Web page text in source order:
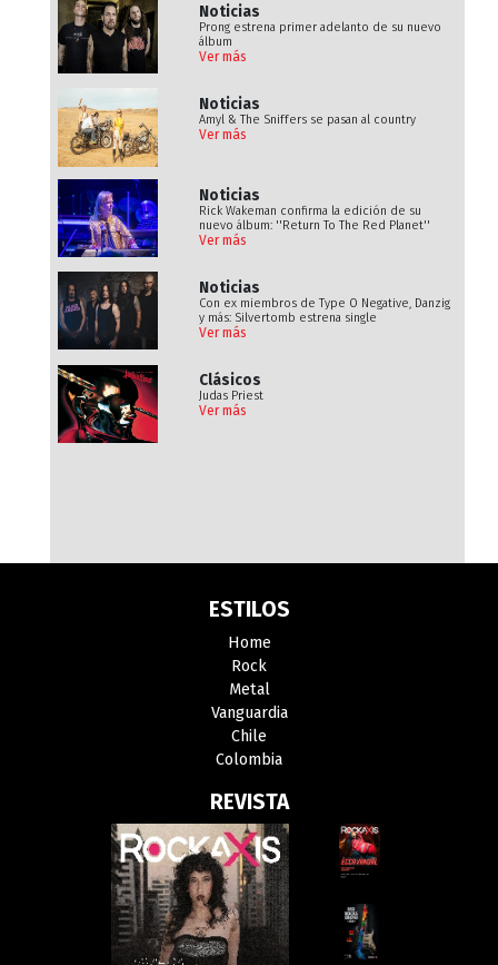
Noticias
Prong estrena primer adelanto de su nuevo
álbum
Ver más
Noticias
Amyl & The Sniffers se pasan al country
Ver más
Noticias
Rick Wakeman confirma la edición de su
nuevo álbum: ''Return To The Red Planet''
Ver más
Noticias
Con ex miembros de Type O Negative, Danzig
y más: Silvertomb estrena single
Ver más
Clásicos
Judas Priest
Ver más
ESTILOS
Home
Rock
Metal
Vanguardia
Chile
Colombia
REVISTA